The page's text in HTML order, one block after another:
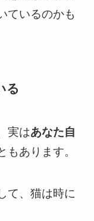
ているのかも
る
実はあなた自
もあります。
て、猫は時に